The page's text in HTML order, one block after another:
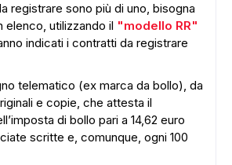
registrare sono più di uno, bisogna
elenco, utilizzando il "modello RR"
indicati i contratti da registrare
telematico (ex marca da bollo), da
e copie, che attesta il
di bollo pari a 14,62 euro
scritte e, comunque, ogni 100